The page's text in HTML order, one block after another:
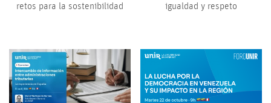
retos para la sostenibilidad
igualdad y respeto